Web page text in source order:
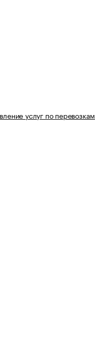
услуг по перевозкам